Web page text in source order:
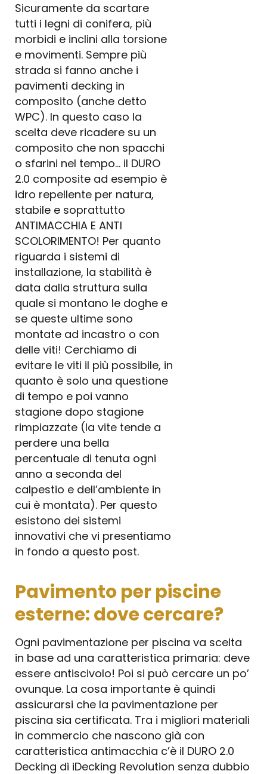
Sicuramente da scartare
tutti i legni di conifera, più
morbidi e inclini alla torsione
e movimenti. Sempre più
strada si fanno anche i
pavimenti decking in
composito (anche detto
WPC). In questo caso la
scelta deve ricadere su un
composito che non spacchi
o sfarini nel tempo… il DURO
2.0 composite ad esempio è
idro repellente per natura,
stabile e soprattutto
ANTIMACCHIA E ANTI
SCOLORIMENTO! Per quanto
riguarda i sistemi di
installazione, la stabilità è
data dalla struttura sulla
quale si montano le doghe e
se queste ultime sono
montate ad incastro o con
delle viti! Cerchiamo di
evitare le viti il più possibile, in
quanto è solo una questione
di tempo e poi vanno
stagione dopo stagione
rimpiazzate (la vite tende a
perdere una bella
percentuale di tenuta ogni
anno a seconda del
calpestio e dell’ambiente in
cui è montata). Per questo
esistono dei sistemi
innovativi che vi presentiamo
in fondo a questo post.
Pavimento per piscine
esterne: dove cercare?
Ogni pavimentazione per piscina va scelta
in base ad una caratteristica primaria: deve
essere antiscivolo! Poi si può cercare un po’
ovunque. La cosa importante è quindi
assicurarsi che la pavimentazione per
piscina sia certificata. Tra i migliori materiali
in commercio che nascono già con
caratteristica antimacchia c’è il DURO 2.0
Decking di iDecking Revolution senza dubbio